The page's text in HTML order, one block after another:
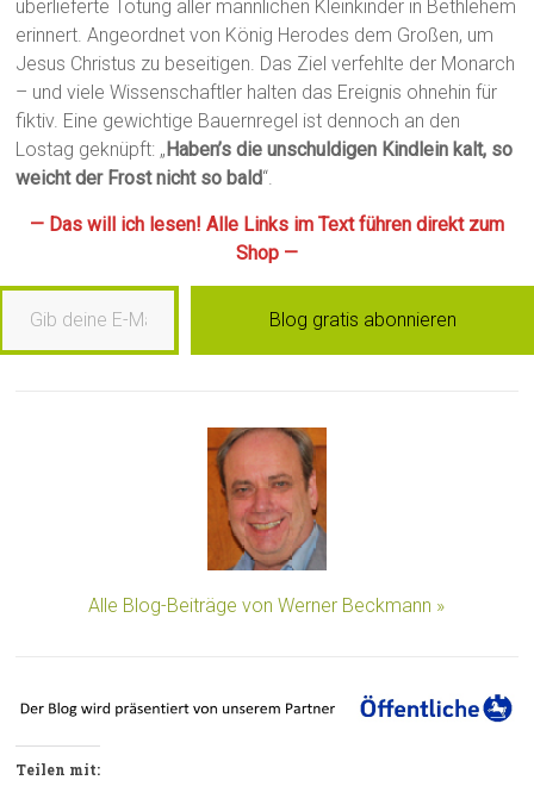
überlieferte Tötung aller männlichen Kleinkinder in Bethlehem
erinnert. Angeordnet von König Herodes dem Großen, um
Jesus Christus zu beseitigen. Das Ziel verfehlte der Monarch
– und viele Wissenschaftler halten das Ereignis ohnehin für
fiktiv. Eine gewichtige Bauernregel ist dennoch an den
Lostag geknüpft: „Haben’s die unschuldigen Kindlein kalt, so
weicht der Frost nicht so bald“.
— Das will ich lesen! Alle Links im Text führen direkt zum
Shop —
E-Mail-Adresse ein …
Blog gratis abonnieren
Alle Blog-Beiträge von Werner Beckmann »
Teilen mit: